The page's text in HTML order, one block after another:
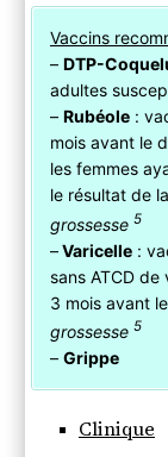
E )
grossesse
4)
Vaccins
– DTP-
adultes
– Rubéole:
mois avant le
les femmes
le résultat de
grossesse 5
–Varicelle:
sans ATCD
3 mois avant
grossesse 5
– Grippe
Clinique